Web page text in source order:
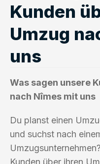
Kunden
Umzug
uns
Was sagen unsere
nach Nîmes mit uns
Du planst einen
und suchst nach
Kunden über ihren